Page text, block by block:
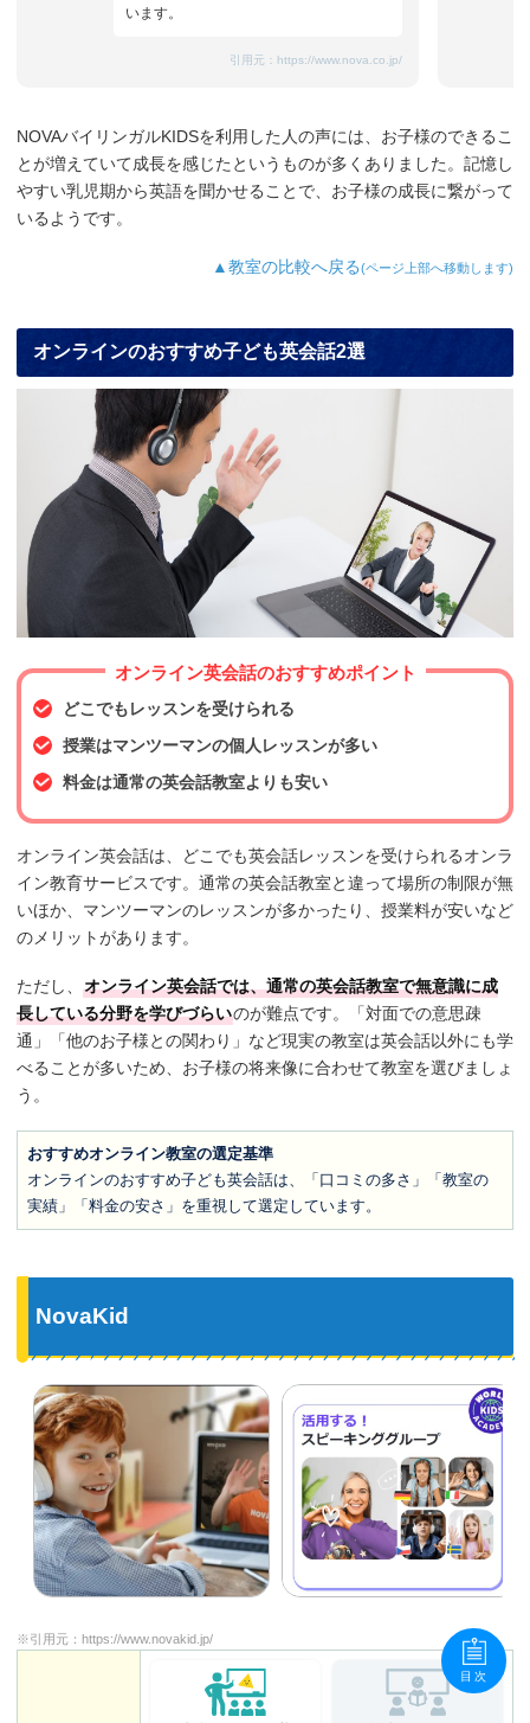
います。
引用元： https://www.nova.co.jp/
NOVAバイリンガルKIDSを利用した人の声には、お子様のできるこ
とが増えていて成長を感じたというものが多くありました。記憶し
やすい乳児期から英語を聞かせることで、お子様の成長に繋がって
いるようです。
▲教室の比較へ戻る(ページ上部へ移動します)
オンラインのおすすめ子ども英会話2選
オンライン英会話のおすすめポイント
どこでもレッスンを受けられる
授業はマンツーマンの個人レッスンが多い
料金は通常の英会話教室よりも安い
オンライン英会話は、どこでも英会話レッスンを受けられるオンラ
イン教育サービスです。通常の英会話教室と違って場所の制限が無
いほか、マンツーマンのレッスンが多かったり、授業料が安いなど
のメリットがあります。
ただし、 オンライン英会話では、通常の英会話教室で無意識に成
長している分野を学びづらいのが難点です。「対面での意思疎
通」「他のお子様との関わり」など現実の教室は英会話以外にも学
べることが多いため、お子様の将来像に合わせて教室を選びましょ
う。
おすすめオンライン教室の選定基準
オンラインのおすすめ子ども英会話は、「口コミの多さ」「教室の
実績」「料金の安さ」を重視して選定しています。
NovaKid
※引用元： https://www.novakid.jp/
目次